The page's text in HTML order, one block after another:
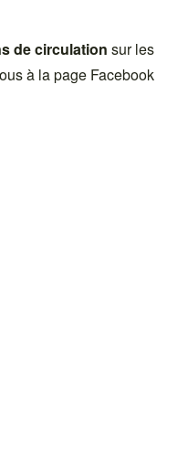
de circulation sur les
à la page Facebook